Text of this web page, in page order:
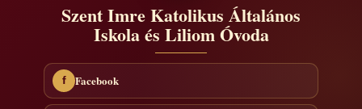
Szent Imre Katolikus Általános
Iskola és Liliom Óvoda
f Facebook